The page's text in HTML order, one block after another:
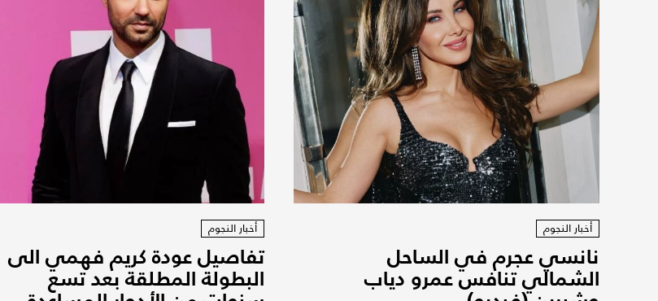
أخبار النجوم
نانسي عجرم في الساحل
الشمالي تنافس عمرو دياب
أخبار النجوم
تفاصيل عودة كريم فهمي الى
البطولة المطلقة بعد تسع